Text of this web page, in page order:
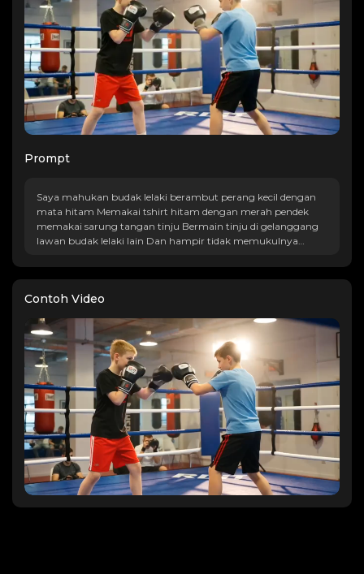
Prompt
Saya mahukan budak lelaki berambut perang kecil dengan
mata hitam Memakai tshirt hitam dengan merah pendek
memakai sarung tangan tinju Bermain tinju di gelanggang
lawan budak lelaki lain Dan hampir tidak memukulnya
dengan pencahayaan volumetrik
Contoh Video